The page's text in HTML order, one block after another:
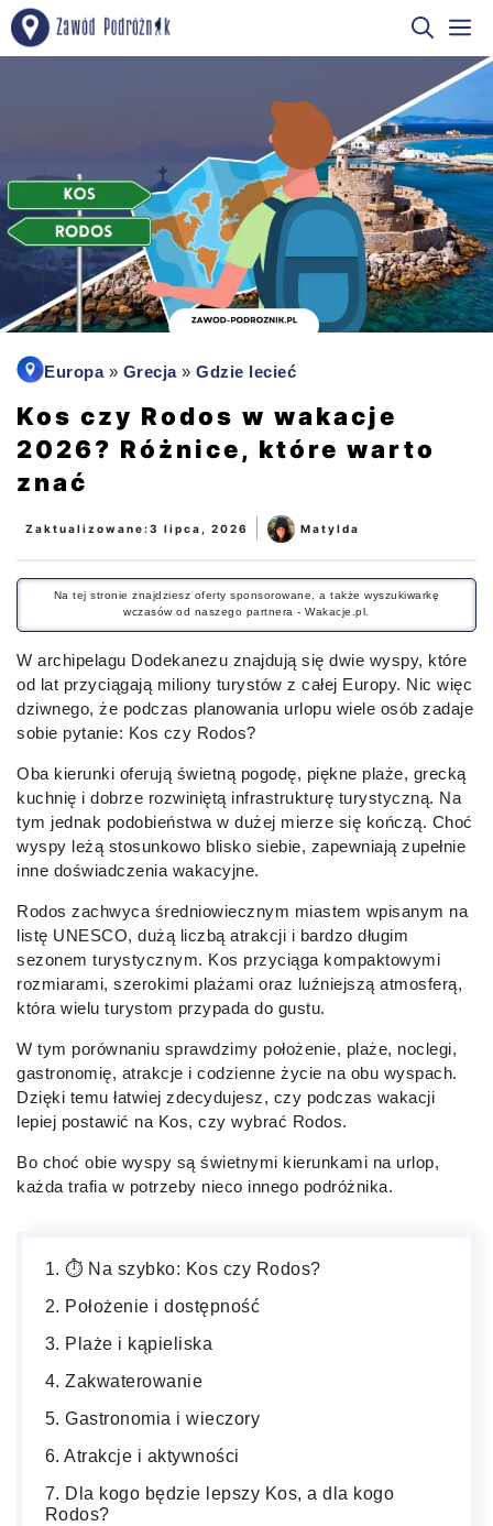
Przejdź
do
Europa» Grecja» Gdzie lecieć
Kos czy Rodos w wakacje
2026? Różnice, które warto
znać
Zaktualizowane:3 lipca, 2026 Matylda
Na tej stronie znajdziesz oferty sponsorowane, a także wyszukiwarkę
wczasów od naszego partnera - Wakacje.pl.
W archipelagu Dodekanezu znajdują się dwie wyspy, które
od lat przyciągają miliony turystów z całej Europy. Nic więc
dziwnego, że podczas planowania urlopu wiele osób zadaje
sobie pytanie: Kos czy Rodos?
Oba kierunki oferują świetną pogodę, piękne plaże, grecką
kuchnię i dobrze rozwiniętą infrastrukturę turystyczną. Na
tym jednak podobieństwa w dużej mierze się kończą. Choć
wyspy leżą stosunkowo blisko siebie, zapewniają zupełnie
inne doświadczenia wakacyjne.
Rodos zachwyca średniowiecznym miastem wpisanym na
listę UNESCO, dużą liczbą atrakcji i bardzo długim
sezonem turystycznym. Kos przyciąga kompaktowymi
rozmiarami, szerokimi plażami oraz luźniejszą atmosferą,
która wielu turystom przypada do gustu.
W tym porównaniu sprawdzimy położenie, plaże, noclegi,
gastronomię, atrakcje i codzienne życie na obu wyspach.
Dzięki temu łatwiej zdecydujesz, czy podczas wakacji
lepiej postawić na Kos, czy wybrać Rodos.
Bo choć obie wyspy są świetnymi kierunkami na urlop,
każda trafia w potrzeby nieco innego podróżnika.
⏱️ Na szybko: Kos czy Rodos?
Położenie i dostępność
Plaże i kąpieliska
Zakwaterowanie
Gastronomia i wieczory
Atrakcje i aktywności
Dla kogo będzie lepszy Kos, a dla kogo
Rodos?